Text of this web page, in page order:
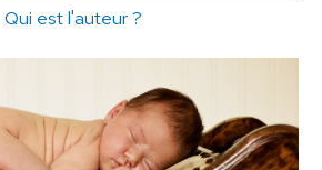
Qui est l'auteur ?